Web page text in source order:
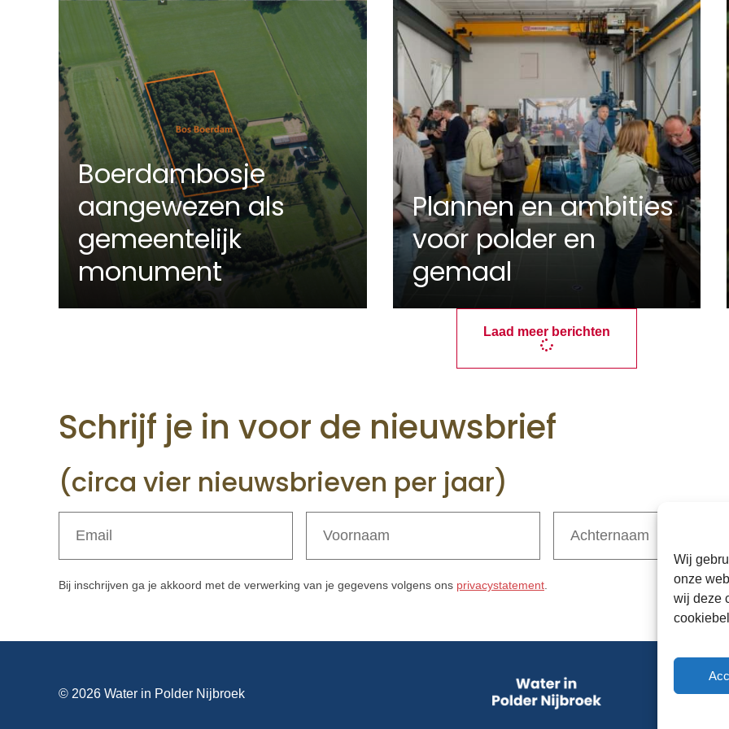
Wij
onze
wij deze
Boerdambosje
aangewezen als
gemeentelijk
monument
Plannen en ambities
voor polder en
gemaal
Laad meer berichten
Schrijf je in voor de nieuwsbrief
(circa vier nieuwsbrieven per jaar)
Bij inschrijven ga je akkoord met de verwerking van je gegevens volgens ons privacystatement.
© 2026 Water in Polder Nijbroek